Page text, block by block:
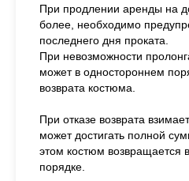
При продлении аренды на
более, необходимо
последнего дня проката.
При невозможности
может в одностороннем
возврата костюма.
При отказе возврата
может достигать полной
этом костюм возвращается
порядке.